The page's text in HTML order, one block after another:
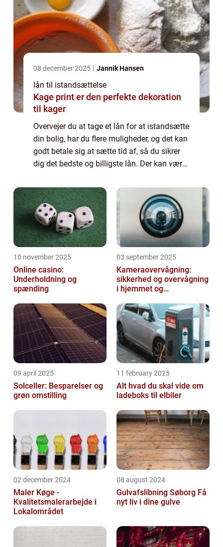
08 december 2025 Jannik Hansen
lån til istandsættelse
Kage print er den perfekte dekoration
til kager
Overvejer du at tage et lån for at istandsætte
din bolig, har du flere muligheder, og det kan
godt betale sig at sætte tid af, så du sikrer
dig det bedste og billigste lån. Der kan være
banker stiller, ...
10 november 2025
Online casino:
Underholdning og
spænding
03 september 2025
Kameraovervågning:
sikkerhed og overvågning
i hjemmet og
09 april 2025
Solceller: Besparelser og
grøn omstilling
11 february 2025
Alt hvad du skal vide om
ladeboks til elbiler
02 december 2024
Maler Køge -
Kvalitetsmalerarbejde i
Lokalområdet
08 august 2024
Gulvafslibning Søborg Få
nyt liv i dine gulve